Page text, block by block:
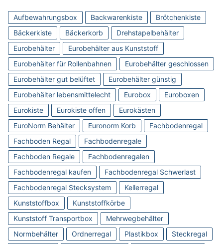
Aufbewahrungsbox Backwarenkiste
Brötchenkiste
Bäckerkiste
Bäckerkorb
Drehstapelbehälter
Eurobehälter
Eurobehälter aus Kunststoff
Eurobehälter für Rollenbahnen
Eurobehälter geschlossen
Eurobehälter gut belüftet
Eurobehälter günstig
Eurobehälter lebensmittelecht
Eurobox
Euroboxen
Eurokiste
Eurokiste offen
Eurokästen
EuroNorm Behälter
Euronorm Korb
Fachbodenregal
Fachboden Regal
Fachbodenregale
Fachboden Regale
Fachbodenregalen
Fachbodenregal kaufen
Fachbodenregal Schwerlast
Fachbodenregal Stecksystem
Kellerregal
Kunststoffbox
Kunststoffkörbe
Kunststoff Transportbox
Mehrwegbehälter
Normbehälter
Ordnerregal Plastikbox
Steckregal